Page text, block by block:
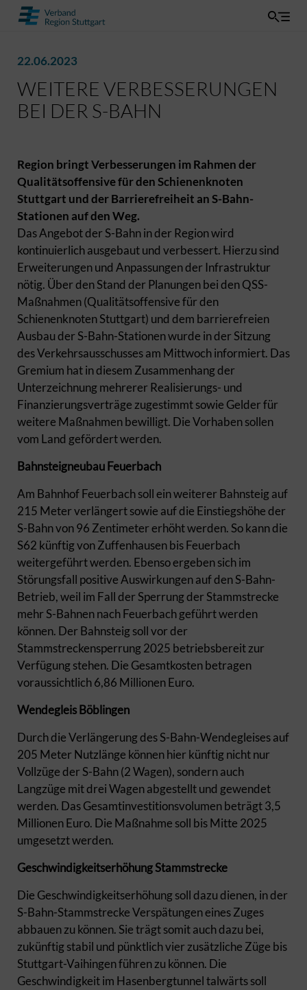
22.06.2023
WEITERE VERBESSERUNGEN
BEI DER S-BAHN
Region bringt Verbesserungen im Rahmen der
Qualitätsoffensive für den Schienenknoten
Stuttgart und der Barrierefreiheit an S-Bahn-
Stationen auf den Weg.
Das Angebot der S-Bahn in der Region wird
kontinuierlich ausgebaut und verbessert. Hierzu sind
Erweiterungen und Anpassungen der Infrastruktur
nötig. Über den Stand der Planungen bei den QSS-
Maßnahmen (Qualitätsoffensive für den
Schienenknoten Stuttgart) und dem barrierefreien
Ausbau der S-Bahn-Stationen wurde in der Sitzung
des Verkehrsausschusses am Mittwoch informiert. Das
Gremium hat in diesem Zusammenhang der
Unterzeichnung mehrerer Realisierungs- und
Finanzierungsverträge zugestimmt sowie Gelder für
weitere Maßnahmen bewilligt. Die Vorhaben sollen
vom Land gefördert werden.
Bahnsteigneubau Feuerbach
Am Bahnhof Feuerbach soll ein weiterer Bahnsteig auf
215 Meter verlängert sowie auf die Einstiegshöhe der
S-Bahn von 96 Zentimeter erhöht werden. So kann die
S62 künftig von Zuffenhausen bis Feuerbach
weitergeführt werden. Ebenso ergeben sich im
Störungsfall positive Auswirkungen auf den S-Bahn-
Betrieb, weil im Fall der Sperrung der Stammstrecke
mehr S-Bahnen nach Feuerbach geführt werden
können. Der Bahnsteig soll vor der
Stammstreckensperrung 2025 betriebsbereit zur
Verfügung stehen. Die Gesamtkosten betragen
voraussichtlich 6,86 Millionen Euro.
Wendegleis Böblingen
Durch die Verlängerung des S-Bahn-Wendegleises auf
205 Meter Nutzlänge können hier künftig nicht nur
Vollzüge der S-Bahn (2 Wagen), sondern auch
Langzüge mit drei Wagen abgestellt und gewendet
werden. Das Gesamtinvestitionsvolumen beträgt 3,5
Millionen Euro. Die Maßnahme soll bis Mitte 2025
umgesetzt werden.
Geschwindigkeitserhöhung Stammstrecke
Die Geschwindigkeitserhöhung soll dazu dienen, in der
S-Bahn-Stammstrecke Verspätungen eines Zuges
abbauen zu können. Sie trägt somit auch dazu bei,
zukünftig stabil und pünktlich vier zusätzliche Züge bis
Stuttgart-Vaihingen führen zu können. Die
Geschwindigkeit im Hasenbergtunnel talwärts soll